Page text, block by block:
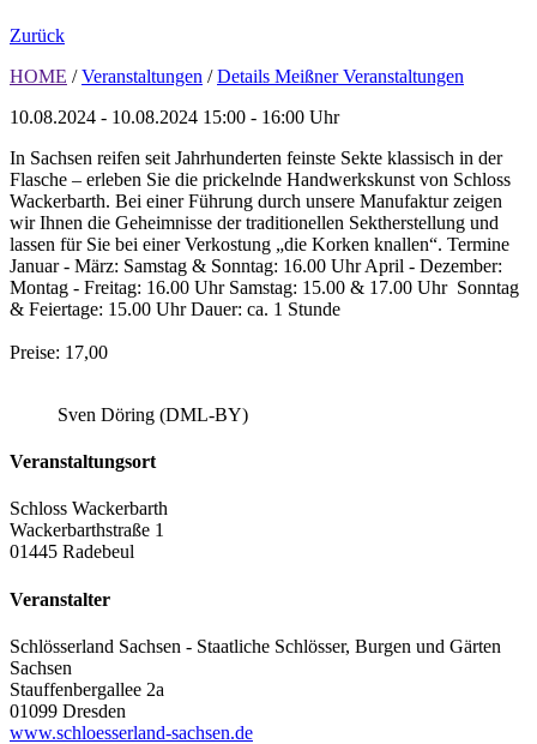
Zurück
HOME / Veranstaltungen / Details Meißner Veranstaltungen
10.08.2024 - 10.08.2024 15:00 - 16:00 Uhr
In Sachsen reifen seit Jahrhunderten feinste Sekte klassisch in der
Flasche – erleben Sie die prickelnde Handwerkskunst von Schloss
Wackerbarth. Bei einer Führung durch unsere Manufaktur zeigen
wir Ihnen die Geheimnisse der traditionellen Sektherstellung und
lassen für Sie bei einer Verkostung „die Korken knallen“. Termine
Januar - März: Samstag & Sonntag: 16.00 Uhr April - Dezember:
Montag - Freitag: 16.00 Uhr Samstag: 15.00 & 17.00 Uhr Sonntag
& Feiertage: 15.00 Uhr Dauer: ca. 1 Stunde
Preise: 17,00
Sven Döring (DML-BY)
Veranstaltungsort
Schloss Wackerbarth
Wackerbarthstraße 1
01445 Radebeul
Veranstalter
Schlösserland Sachsen - Staatliche Schlösser, Burgen und Gärten
Sachsen
Stauffenbergallee 2a
01099 Dresden
www.schloesserland-sachsen.de